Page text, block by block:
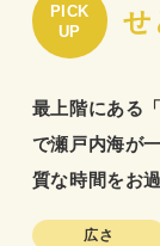
PICK
UP
せ
最上階にある
で瀬戸内海が
質な時間をお
広さ